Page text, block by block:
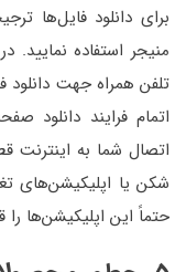
برای دانلود فایل‌ها
منیجر استفاده نمایید.
تلفن همراه جهت دانلود
اتمام فرایند
اتصال شما به
حتماً این اپلیکیشن‌ها را